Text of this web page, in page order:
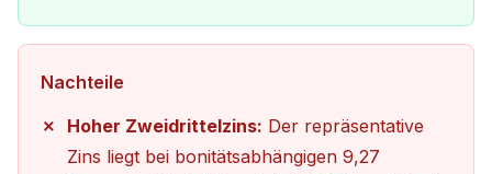
Nachteile
Hoher Zweidrittelzins: Der repräsentative
Zins liegt bei bonitätsabhängigen 9,27